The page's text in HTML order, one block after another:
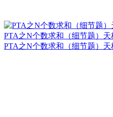
PTA之N个数求和（细节题）天
PTA之N个数求和（细节题）天